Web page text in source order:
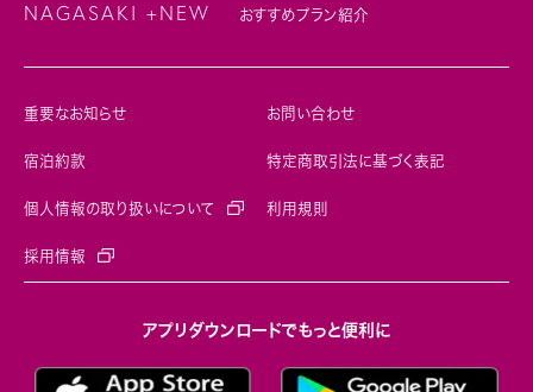
NAGASAKI +NEW おすすめプラン紹介
重要なお知らせ お問い合わせ
宿泊約款 特定商取引法に基づく表記
個人情報の取り扱いについて 利用規則
採用情報
アプリダウンロードでもっと便利に